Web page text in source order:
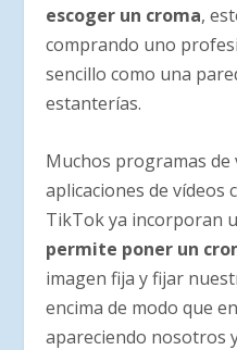
escoger un croma,
comprando uno
sencillo como una
estanterías.
Muchos programas de
aplicaciones de vídeos
TikTok ya incorporan
permite poner un
imagen fija y fijar
encima de modo que
apareciendo nosotros